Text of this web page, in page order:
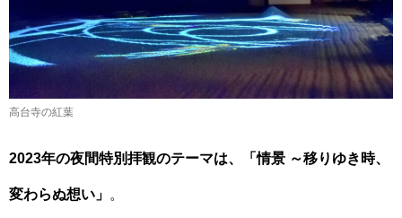
高台寺の紅葉
2023年の夜間特別拝観のテーマは、「情景 ～移りゆき時、
変わらぬ想い」